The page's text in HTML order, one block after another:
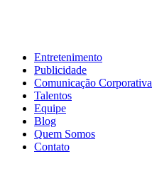
Entretenimento
Publicidade
Comunicação Corporativa
Talentos
Equipe
Blog
Quem Somos
Contato